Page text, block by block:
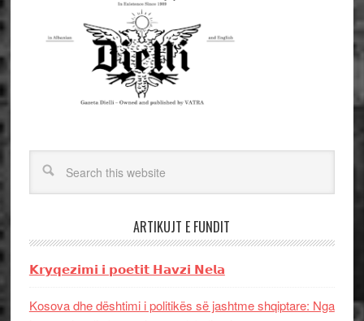
ARTIKUJT E FUNDIT
𝗞𝗿𝘆𝗾𝗲𝘇𝗶𝗺𝗶 𝗶 𝗽𝗼𝗲𝘁𝗶𝘁 𝗛𝗮𝘃𝘇𝗶 𝗡𝗲𝗹𝗮
Kosova dhe dështimi i politikës së jashtme shqiptare: Nga